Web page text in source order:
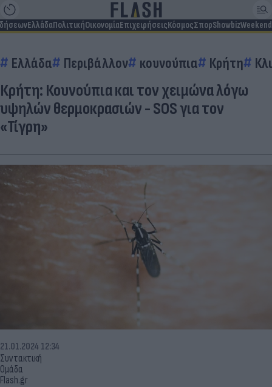
ΕλλάδαΠολιτικήΟικονομίαΕπιχειρήσειςΚόσμοςΣπορShowbizWeekend
Ελλάδα Περιβάλλον κουνούπια Κρήτη
Κρήτη: Κουνούπια και τον χειμώνα λόγω
υψηλών θερμοκρασιών - SOS για τον
«Τίγρη»
Συντακτική
Ομάδα
Flash.gr
21.01.2024 12:34